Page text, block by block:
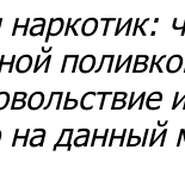
данный